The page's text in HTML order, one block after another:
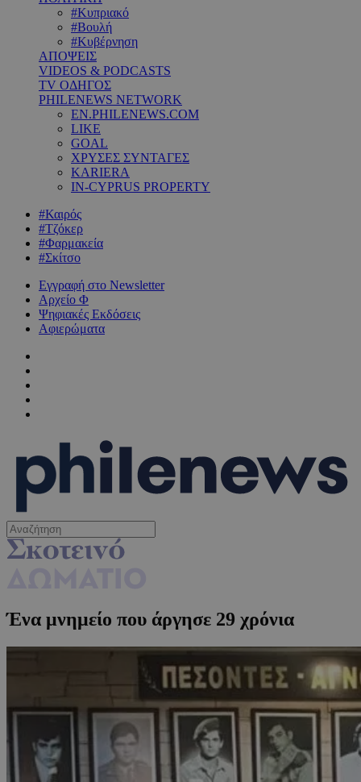
#Κυπριακό
#Βουλή
#Κυβέρνηση
ΑΠΟΨΕΙΣ
VIDEOS & PODCASTS
TV ΟΔΗΓΟΣ
PHILENEWS NETWORK
EN.PHILENEWS.COM
LIKE
GOAL
ΧΡΥΣΕΣ ΣΥΝΤΑΓΕΣ
KARIERA
IN-CYPRUS PROPERTY
#Καιρός
#Τζόκερ
#Φαρμακεία
#Σκίτσο
Εγγραφή στο Newsletter
Αρχείο Φ
Ψηφιακές Εκδόσεις
Αφιερώματα
Ένα μνημείο που άργησε 29 χρόνια